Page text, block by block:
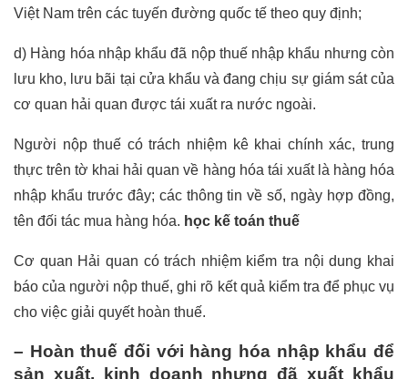
Việt Nam trên các tuyến đường quốc tế theo quy định;
d) Hàng hóa nhập khẩu đã nộp thuế nhập khẩu nhưng còn
lưu kho, lưu bãi tại cửa khẩu và đang chịu sự giám sát của
cơ quan hải quan được tái xuất ra nước ngoài.
Người nộp thuế có trách nhiệm kê khai chính xác, trung
thực trên tờ khai hải quan về hàng hóa tái xuất là hàng hóa
nhập khẩu trước đây; các thông tin về số, ngày hợp đồng,
tên đối tác mua hàng hóa. học kế toán thuế
Cơ quan Hải quan có trách nhiệm kiểm tra nội dung khai
báo của người nộp thuế, ghi rõ kết quả kiểm tra để phục vụ
cho việc giải quyết hoàn thuế.
– Hoàn thuế đối với hàng hóa nhập khẩu để
sản xuất, kinh doanh nhưng đã xuất khẩu